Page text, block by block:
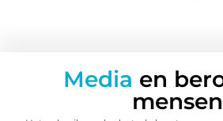
Media en
mensen